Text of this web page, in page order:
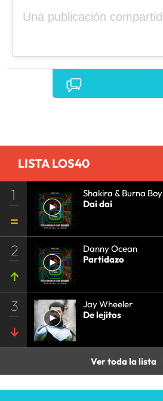
LISTA LOS40
1
Shakira & Burna Boy
Dai dai
2
Danny Ocean
Partidazo
3
Jay Wheeler
De lejitos
Ver toda la lista